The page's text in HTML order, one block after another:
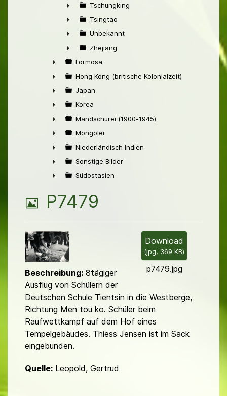
►
►
Tschungking
►
Tsingtao
►
Unbekannt
►
Zhejiang
►
Formosa
►
Hong Kong (britische Kolonialzeit)
►
Japan
►
Korea
►
Mandschurei (1900-1945)
►
Mongolei
►
Niederländisch Indien
►
Sonstige Bilder
Südostasien
B
l
d
P7479
Download
(jpg, 369 KB)
p7479.jpg
Beschreibung: 8tägiger
Ausflug von Schülern der
Deutschen Schule Tientsin in die West­berge,
Richtung Men tou ko. Schüler beim
Raufwettkampf auf dem Hof eines
Tempelgebäudes. Thiess Jensen ist im Sack
eingebunden.
Quelle: Leopold, Gertrud